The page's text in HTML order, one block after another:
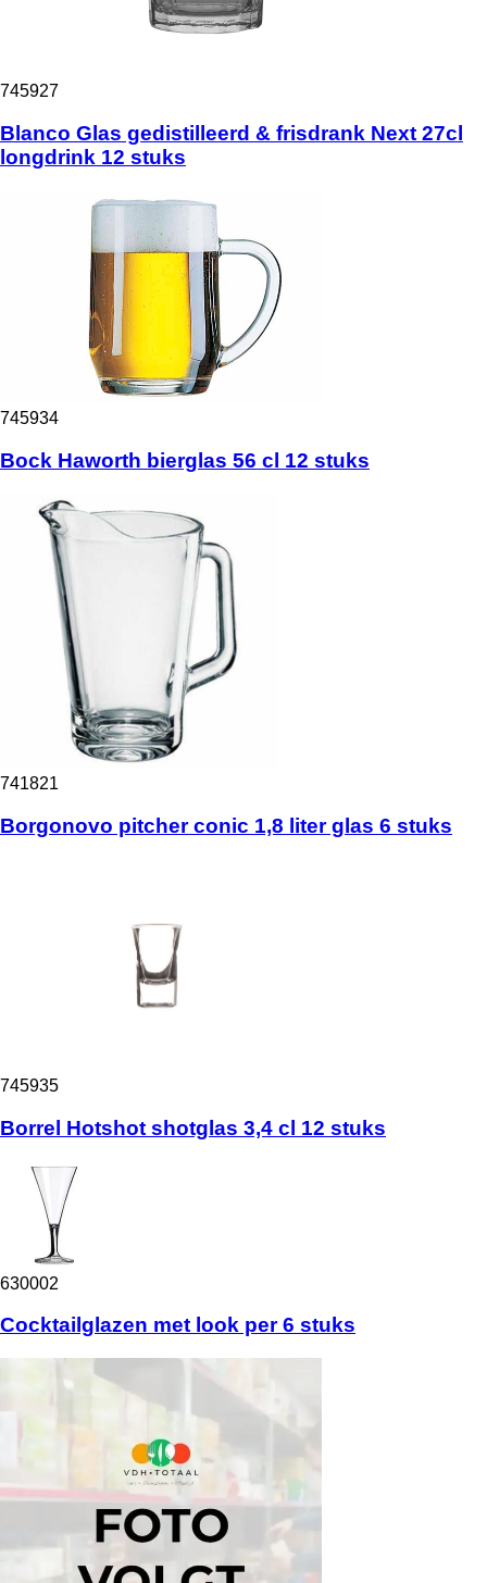
745927
Blanco Glas gedistilleerd & frisdrank Next 27cl
longdrink 12 stuks
745934
Bock Haworth bierglas 56 cl 12 stuks
741821
Borgonovo pitcher conic 1,8 liter glas 6 stuks
745935
Borrel Hotshot shotglas 3,4 cl 12 stuks
630002
Cocktailglazen met look per 6 stuks